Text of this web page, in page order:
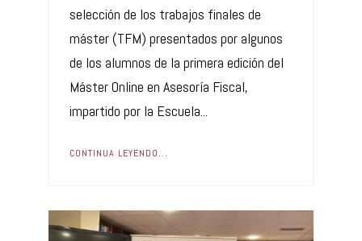
selección de los trabajos finales de
máster (TFM) presentados por algunos
de los alumnos de la primera edición del
Máster Online en Asesoría Fiscal,
impartido por la Escuela...
CONTINUA LEYENDO...